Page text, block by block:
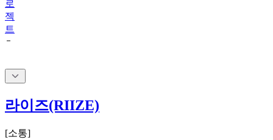
트
라이즈(RIIZE)
[소통]